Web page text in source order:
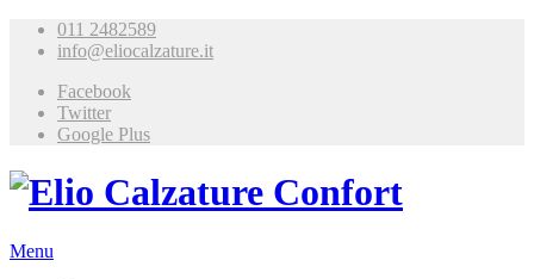
011 2482589
info@eliocalzature.it
Facebook
Twitter
Google Plus
Menu